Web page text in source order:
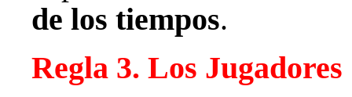
de los tiempos.
Regla 3. Los Jugadores